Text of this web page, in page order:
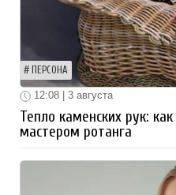
ПЕРСОНА
12:08 | 3 августа
Тепло каменских рук:
мастером ротанга